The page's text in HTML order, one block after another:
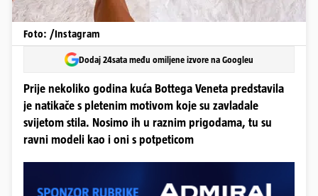
Foto: /Instagram
Dodaj 24sata među omiljene izvore na Googleu
Prije nekoliko godina kuća Bottega Veneta predstavila
je natikače s pletenim motivom koje su zavladale
svijetom stila. Nosimo ih u raznim prigodama, tu su
ravni modeli kao i oni s potpeticom